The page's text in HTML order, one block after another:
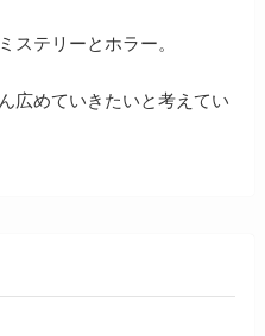
ステリーとホラー。
広めていきたいと考えてい